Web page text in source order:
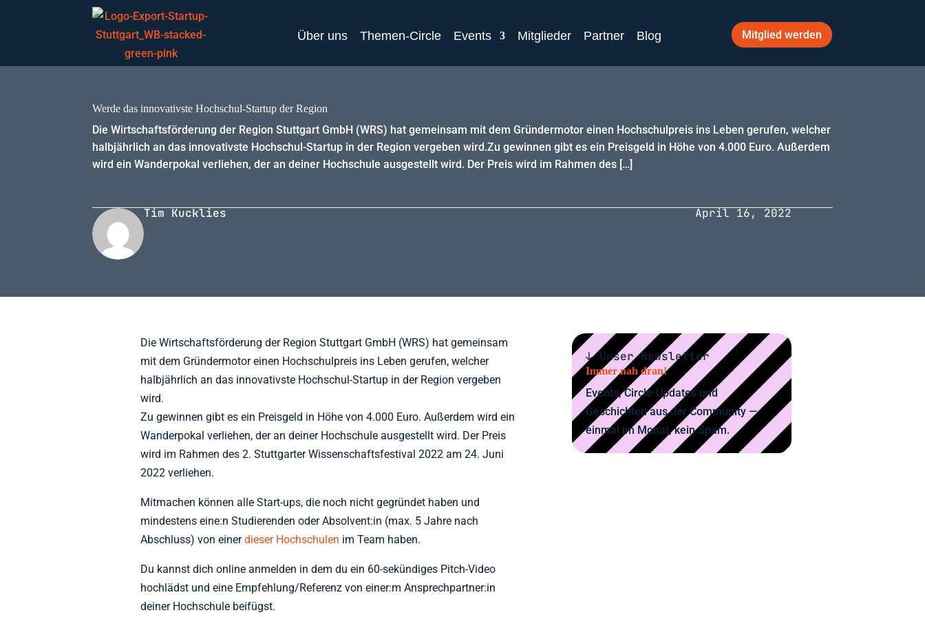
Über uns Themen-Circle Events Mitglieder Partner Blog Mitglied werden
Werde das innovativste Hochschul-Startup der Region
Die Wirtschaftsförderung der Region Stuttgart GmbH (WRS) hat gemeinsam mit dem Gründermotor einen Hochschulpreis ins Leben gerufen, welcher
halbjährlich an das innovativste Hochschul-Startup in der Region vergeben wird.Zu gewinnen gibt es ein Preisgeld in Höhe von 4.000 Euro. Außerdem
wird ein Wanderpokal verliehen, der an deiner Hochschule ausgestellt wird. Der Preis wird im Rahmen des […]
Tim Kucklies April 16, 2022
Die Wirtschaftsförderung der Region Stuttgart GmbH (WRS) hat gemeinsam
mit dem Gründermotor einen Hochschulpreis ins Leben gerufen, welcher
halbjährlich an das innovativste Hochschul-Startup in der Region vergeben
wird.
Zu gewinnen gibt es ein Preisgeld in Höhe von 4.000 Euro. Außerdem wird ein
Wanderpokal verliehen, der an deiner Hochschule ausgestellt wird. Der Preis
wird im Rahmen des 2. Stuttgarter Wissenschaftsfestival 2022 am 24. Juni
2022 verliehen.
Mitmachen können alle Start-ups, die noch nicht gegründet haben und
mindestens eine:n Studierenden oder Absolvent:in (max. 5 Jahre nach
Abschluss) von einerdieser Hochschulen im Team haben.
Du kannst dich online anmelden in dem du ein 60-sekündiges Pitch-Video
hochlädst und eine Empfehlung/Referenz von einer:m Ansprechpartner:in
deiner Hochschule beifügst.
↓ Unser Newsletter
Immer nah dran!
Events, Circle-Updates und
Geschichten aus der Community —
einmal im Monat, kein Spam.